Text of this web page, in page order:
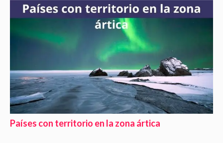
Países con territorio en la zona ártica